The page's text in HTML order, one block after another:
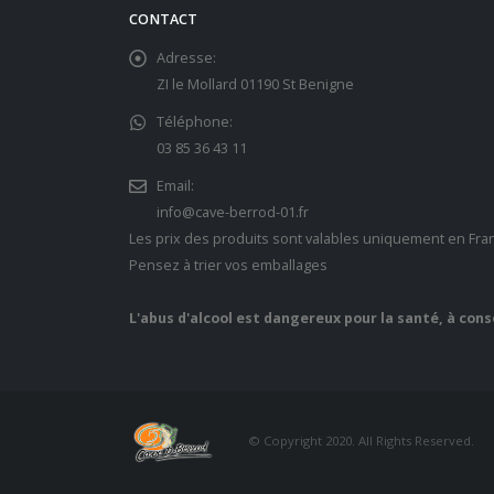
CONTACT
Adresse:
ZI le Mollard 01190 St Benigne
Téléphone:
03 85 36 43 11
Email:
info@cave-berrod-01.fr
Les prix des produits sont valables uniquement en
Pensez à trier vos emballages
L'abus d'alcool est dangereux pour la santé, à
© Copyright 2020. All Rights Reserved.